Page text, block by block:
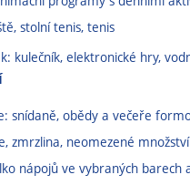
stolní tenis, tenis
kulečník, elektronické hry,
snídaně, obědy a večeře
zmrzlina, neomezené
nápojů ve vybraných barech